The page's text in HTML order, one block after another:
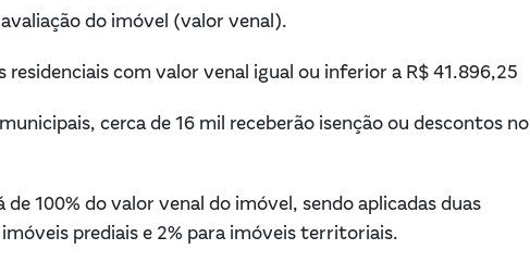
do imóvel (valor venal).
com valor venal igual ou inferior a R$ 41.896,25
cerca de 16 mil receberão isenção ou descontos no
de 100% do valor venal do imóvel, sendo aplicadas duas
prediais e 2% para imóveis territoriais.